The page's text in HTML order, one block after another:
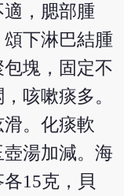
，腮部腫
下淋巴結腫
塊，固定不
咳嗽痰多。
。化痰軟
湯加減。海
15克，貝